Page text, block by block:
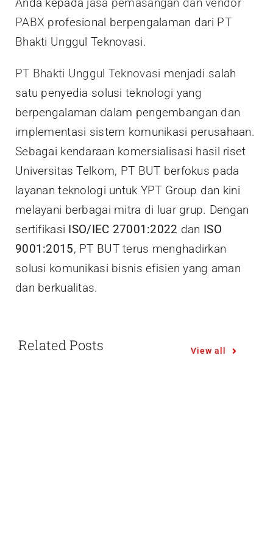
Anda kepada jasa pemasangan dan vendor
PABX profesional berpengalaman dari PT
Bhakti Unggul Teknovasi.
PT Bhakti Unggul Teknovasi menjadi salah
satu penyedia solusi teknologi yang
berpengalaman dalam pengembangan dan
implementasi sistem komunikasi perusahaan.
Sebagai kendaraan komersialisasi hasil riset
Universitas Telkom, PT BUT berfokus pada
layanan teknologi untuk YPT Group dan kini
melayani berbagai mitra di luar grup. Dengan
sertifikasi ISO/IEC 27001:2022 dan ISO
9001:2015, PT BUT terus menghadirkan
solusi komunikasi bisnis efisien yang aman
dan berkualitas.
Related Posts View all